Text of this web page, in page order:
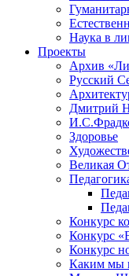
Наука в
Проекты
Архив
Русский
Дмитрий
Здоровье
Великая
Конкурс
Конкурс
Конкурс
Каким мы